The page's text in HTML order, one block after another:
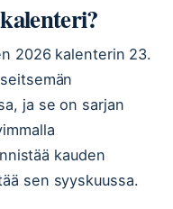
2026 kalenterin 23.
ja se on sarjan
kauden
sen syyskuussa.